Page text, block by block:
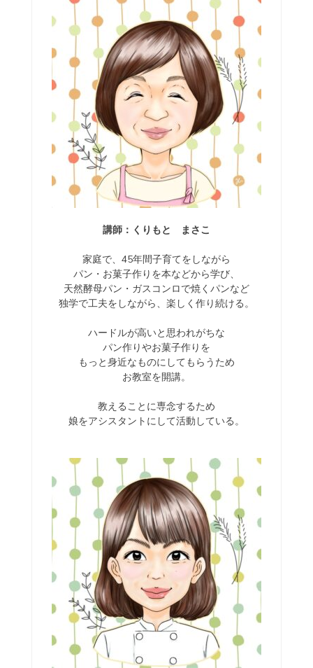
講師：くりもと まさこ
家庭で、45年間子育てをしながら
パン・お菓子作りを本などから学び、
天然酵母パン・ガスコンロで焼くパンなど
独学で工夫をしながら、楽しく作り続ける。
ハードルが高いと思われがちな
パン作りやお菓子作りを
もっと身近なものにしてもらうため
お教室を開講。
教えることに専念するため
娘をアシスタントにして活動している。